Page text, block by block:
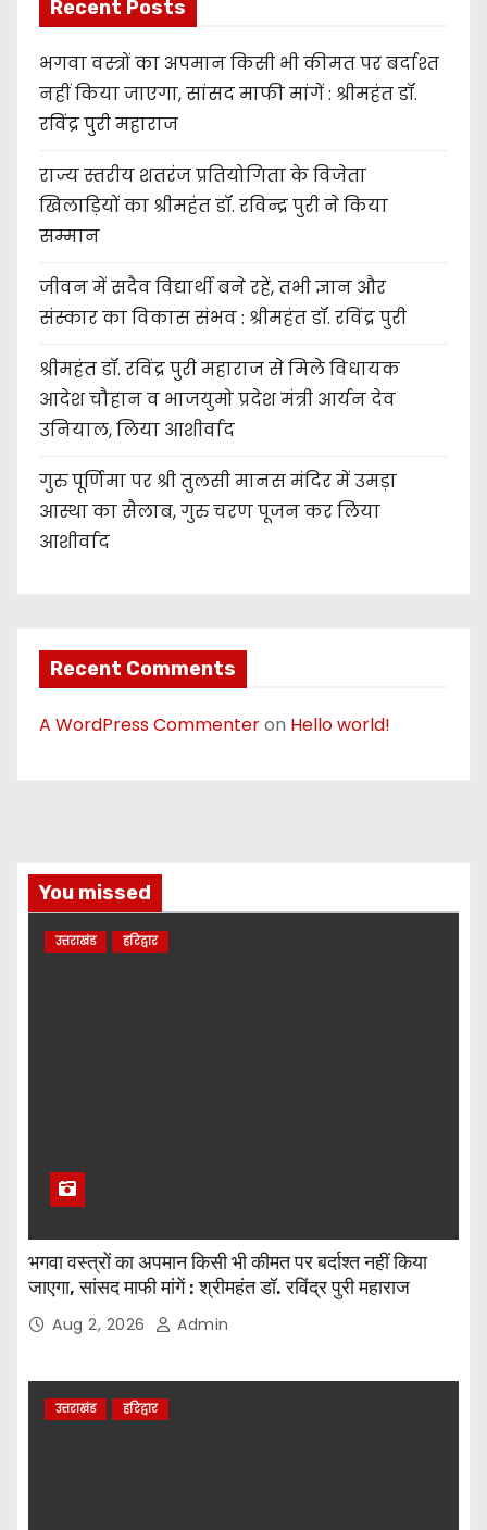
Recent Posts
भगवा वस्त्रों का अपमान किसी भी कीमत पर बर्दाश्त
नहीं किया जाएगा, सांसद माफी मांगें : श्रीमहंत डॉ.
रविंद्र पुरी महाराज
राज्य स्तरीय शतरंज प्रतियोगिता के विजेता
खिलाड़ियों का श्रीमहंत डॉ. रविन्द्र पुरी ने किया
सम्मान
जीवन में सदैव विद्यार्थी बने रहें, तभी ज्ञान और
संस्कार का विकास संभव : श्रीमहंत डॉ. रविंद्र पुरी
श्रीमहंत डॉ. रविंद्र पुरी महाराज से मिले विधायक
आदेश चौहान व भाजयुमो प्रदेश मंत्री आर्यन देव
उनियाल, लिया आशीर्वाद
गुरु पूर्णिमा पर श्री तुलसी मानस मंदिर में उमड़ा
आस्था का सैलाब, गुरु चरण पूजन कर लिया
आशीर्वाद
Recent Comments
A WordPress Commenteron Hello world!
You missed
उत्तराखंड हरिद्वार
भगवा वस्त्रों का अपमान किसी भी कीमत पर बर्दाश्त नहीं किया
जाएगा, सांसद माफी मांगें : श्रीमहंत डॉ. रविंद्र पुरी महाराज
Aug 2, 2026 Admin
उत्तराखंड हरिद्वार